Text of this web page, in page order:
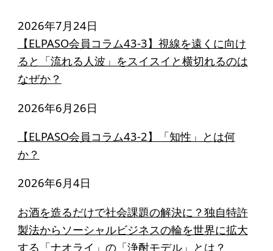
2026年7月24日
【ELPASO会員コラム43-3】視線を遠くに向け
ると「流れる人波」をスイスイと横切れるのは
なぜか？
2026年6月26日
【ELPASO会員コラム43-2】「知性」とは何
か？
2026年6月4日
お酒を造るだけで社会課題の解決に？独自特許
製法からソーシャルビジネスの輪を世界に拡大
する「ナオライ」の「浄酎モデル」とは？